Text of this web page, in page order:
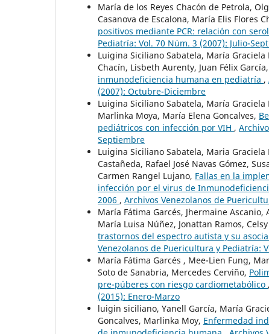
María de los Reyes Chacón de Petrola,
Casanova de Escalona, María Elis Flores
positivos mediante PCR: relación con
Pediatría: Vol. 70 Núm. 3 (2007): Julio-
Luigina Siciliano Sabatela, María
Chacín, Lisbeth Aurenty, Juan Félix García,
inmunodeficiencia humana en pediatría ,
(2007): Octubre-Diciembre
Luigina Siciliano Sabatela, María Graciela
Marlinka Moya, María Elena Goncalves,
pediátricos con infección por VIH ,
Septiembre
Luigina Siciliano Sabatela, Maria Graciela
Castañeda, Rafael José Navas Gómez,
Carmen Rangel Lujano, Fallas en la
infección por el virus de
2006 , Archivos Venezolanos de
María Fátima Garcés, Jhermaine
María Luisa Núñez, Jonattan Ramos,
trastornos del espectro autista y su
Venezolanos de Puericultura y Pediatría:
María Fátima Garcés , Mee-Lien Fung,
Soto de Sanabria, Mercedes Cerviño,
pre-púberes con riesgo cardiometabólico ,
(2015): Enero-Marzo
luigin siciliano, Yanell García, María
Goncalves, Marlinka Moy, Enfermedad